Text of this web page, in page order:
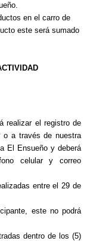
.
en el carro de
este será sumado
realizar el registro de
o a través de nuestra
El Ensueño y deberá
celular y correo
entre el 29 de
este no podrá
dentro de los (5)